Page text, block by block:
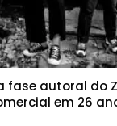
fase autoral do
em 26